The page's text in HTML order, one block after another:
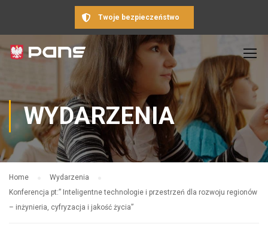
Twoje bezpieczeństwo
WYDARZENIA
Home
Wydarzenia
Konferencja pt:” Inteligentne technologie i przestrzeń dla rozwoju regionów
– inżynieria, cyfryzacja i jakość życia”